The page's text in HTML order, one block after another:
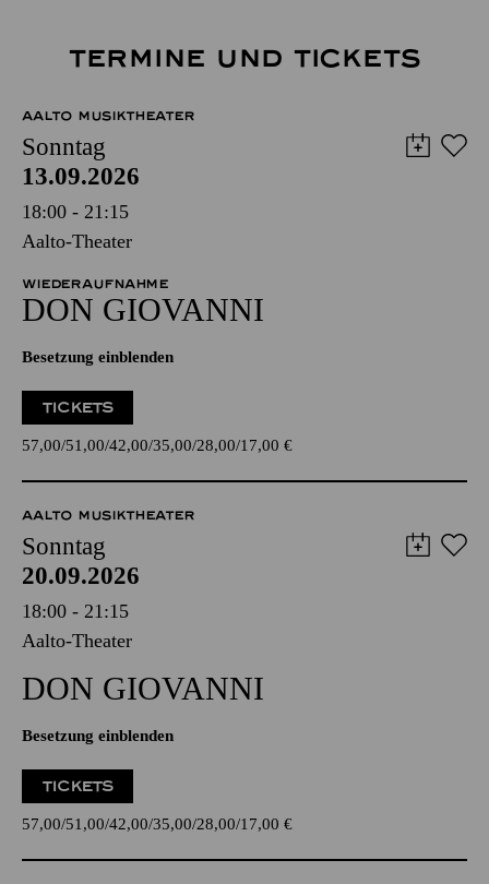
TERMINE UND TICKETS
AALTO MUSIKTHEATER
Sonntag
13.09.2026
18:00 - 21:15
Aalto-Theater
WIEDERAUFNAHME
DON GIO­VANNI
Besetzung einblenden
TICKETS
57,00 51,00 42,00 35,00 28,00 17,00 €
AALTO MUSIKTHEATER
Sonntag
20.09.2026
18:00 - 21:15
Aalto-Theater
DON GIO­VANNI
Besetzung einblenden
TICKETS
57,00 51,00 42,00 35,00 28,00 17,00 €